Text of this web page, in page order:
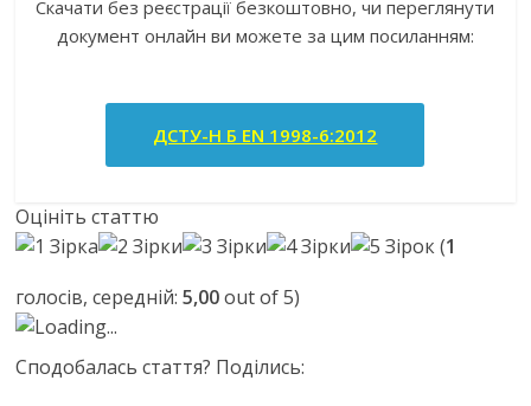
Скачати без реєстрації безкоштовно, чи переглянути
документ онлайн ви можете за цим посиланням:
ДСТУ-Н Б EN 1998-6:2012
Оцініть статтю
(1
голосів, середній:5,00out of 5)
Loading...
Сподобалась стаття? Поділись: